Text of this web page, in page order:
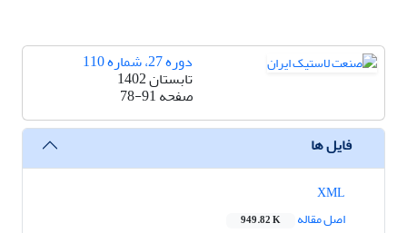
دوره 27، شماره 110
تابستان 1402
صفحه78-91
فایل ها
اصل مقاله
949.82 K